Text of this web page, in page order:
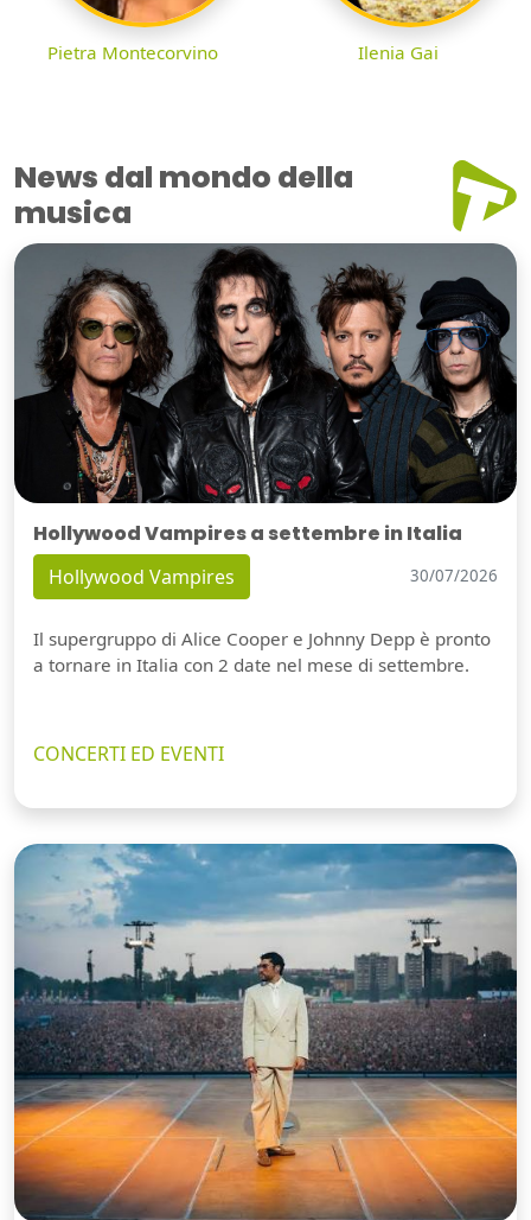
Pietra Montecorvino Ilenia Gai
News dal mondo della
musica
Hollywood Vampires a settembre in Italia
Hollywood Vampires 30/07/2026
Il supergruppo di Alice Cooper e Johnny Depp è pronto
a tornare in Italia con 2 date nel mese di settembre.
CONCERTI ED EVENTI